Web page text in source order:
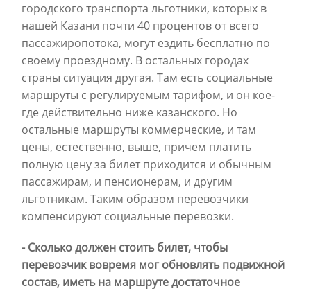
городского транспорта льготники, которых в
нашей Казани почти 40 процентов от всего
пассажиропотока, могут ездить бесплатно по
своему проездному. В остальных городах
страны ситуация другая. Там есть социальные
маршруты с регулируемым тарифом, и он кое-
где действительно ниже казанского. Но
остальные маршруты коммерческие, и там
цены, естественно, выше, причем платить
полную цену за билет приходится и обычным
пассажирам, и пенсионерам, и другим
льготникам. Таким образом перевозчики
компенсируют социальные перевозки.
- Сколько должен стоить билет, чтобы
перевозчик вовремя мог обновлять подвижной
состав, иметь на маршруте достаточное